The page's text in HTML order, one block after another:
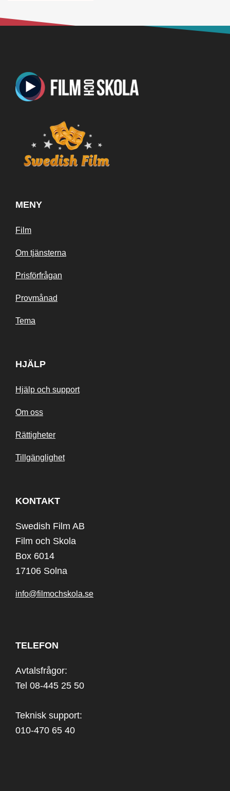
MENY
Film
Om tjänsterna
Prisförfrågan
Provmånad
Tema
HJÄLP
Hjälp och support
Om oss
Rättigheter
Tillgänglighet
KONTAKT
Swedish Film AB
Film och Skola
Box 6014
17106 Solna
info@filmochskola.se
TELEFON
Avtalsfrågor:
Tel 08-445 25 50
Teknisk support:
010-470 65 40